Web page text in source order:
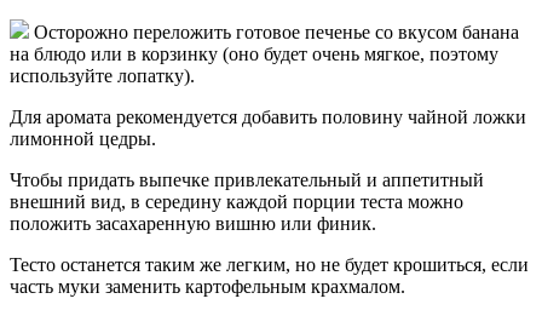
Осторожно переложить готовое печенье со вкусом банана
на блюдо или в корзинку (оно будет очень мягкое, поэтому
используйте лопатку).
Для аромата рекомендуется добавить половину чайной ложки
лимонной цедры.
Чтобы придать выпечке привлекательный и аппетитный
внешний вид, в середину каждой порции теста можно
положить засахаренную вишню или финик.
Тесто останется таким же легким, но не будет крошиться, если
часть муки заменить картофельным крахмалом.